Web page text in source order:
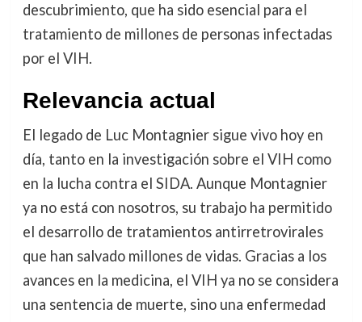
descubrimiento, que ha sido esencial para el
tratamiento de millones de personas infectadas
por el VIH.
Relevancia actual
El legado de Luc Montagnier sigue vivo hoy en
día, tanto en la investigación sobre el VIH como
en la lucha contra el SIDA. Aunque Montagnier
ya no está con nosotros, su trabajo ha permitido
el desarrollo de tratamientos antirretrovirales
que han salvado millones de vidas. Gracias a los
avances en la medicina, el VIH ya no se considera
una sentencia de muerte, sino una enfermedad